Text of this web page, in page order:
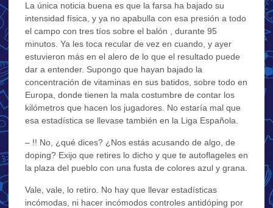
La única noticia buena es que la farsa ha bajado su
intensidad física, y ya no apabulla con esa presión a todo
el campo con tres tíos sobre el balón , durante 95
minutos. Ya les toca recular de vez en cuando, y ayer
estuvieron más en el alero de lo que el resultado puede
dar a entender. Supongo que hayan bajado la
concentración de vitaminas en sus batidos, sobre todo en
Europa, donde tienen la mala costumbre de contar los
kilómetros que hacen los jugadores. No estaría mal que
esa estadística se llevase también en la Liga Española.
– !! No, ¿qué dices? ¿Nos estás acusando de algo, de
doping? Exijo que retires lo dicho y que te autoflageles en
la plaza del pueblo con una fusta de colores azul y grana.
Vale, vale, lo retiro. No hay que llevar estadísticas
incómodas, ni hacer incómodos controles antidóping por